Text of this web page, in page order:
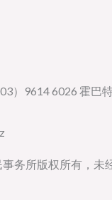
）9614 6026 霍巴
务所版权所有，未